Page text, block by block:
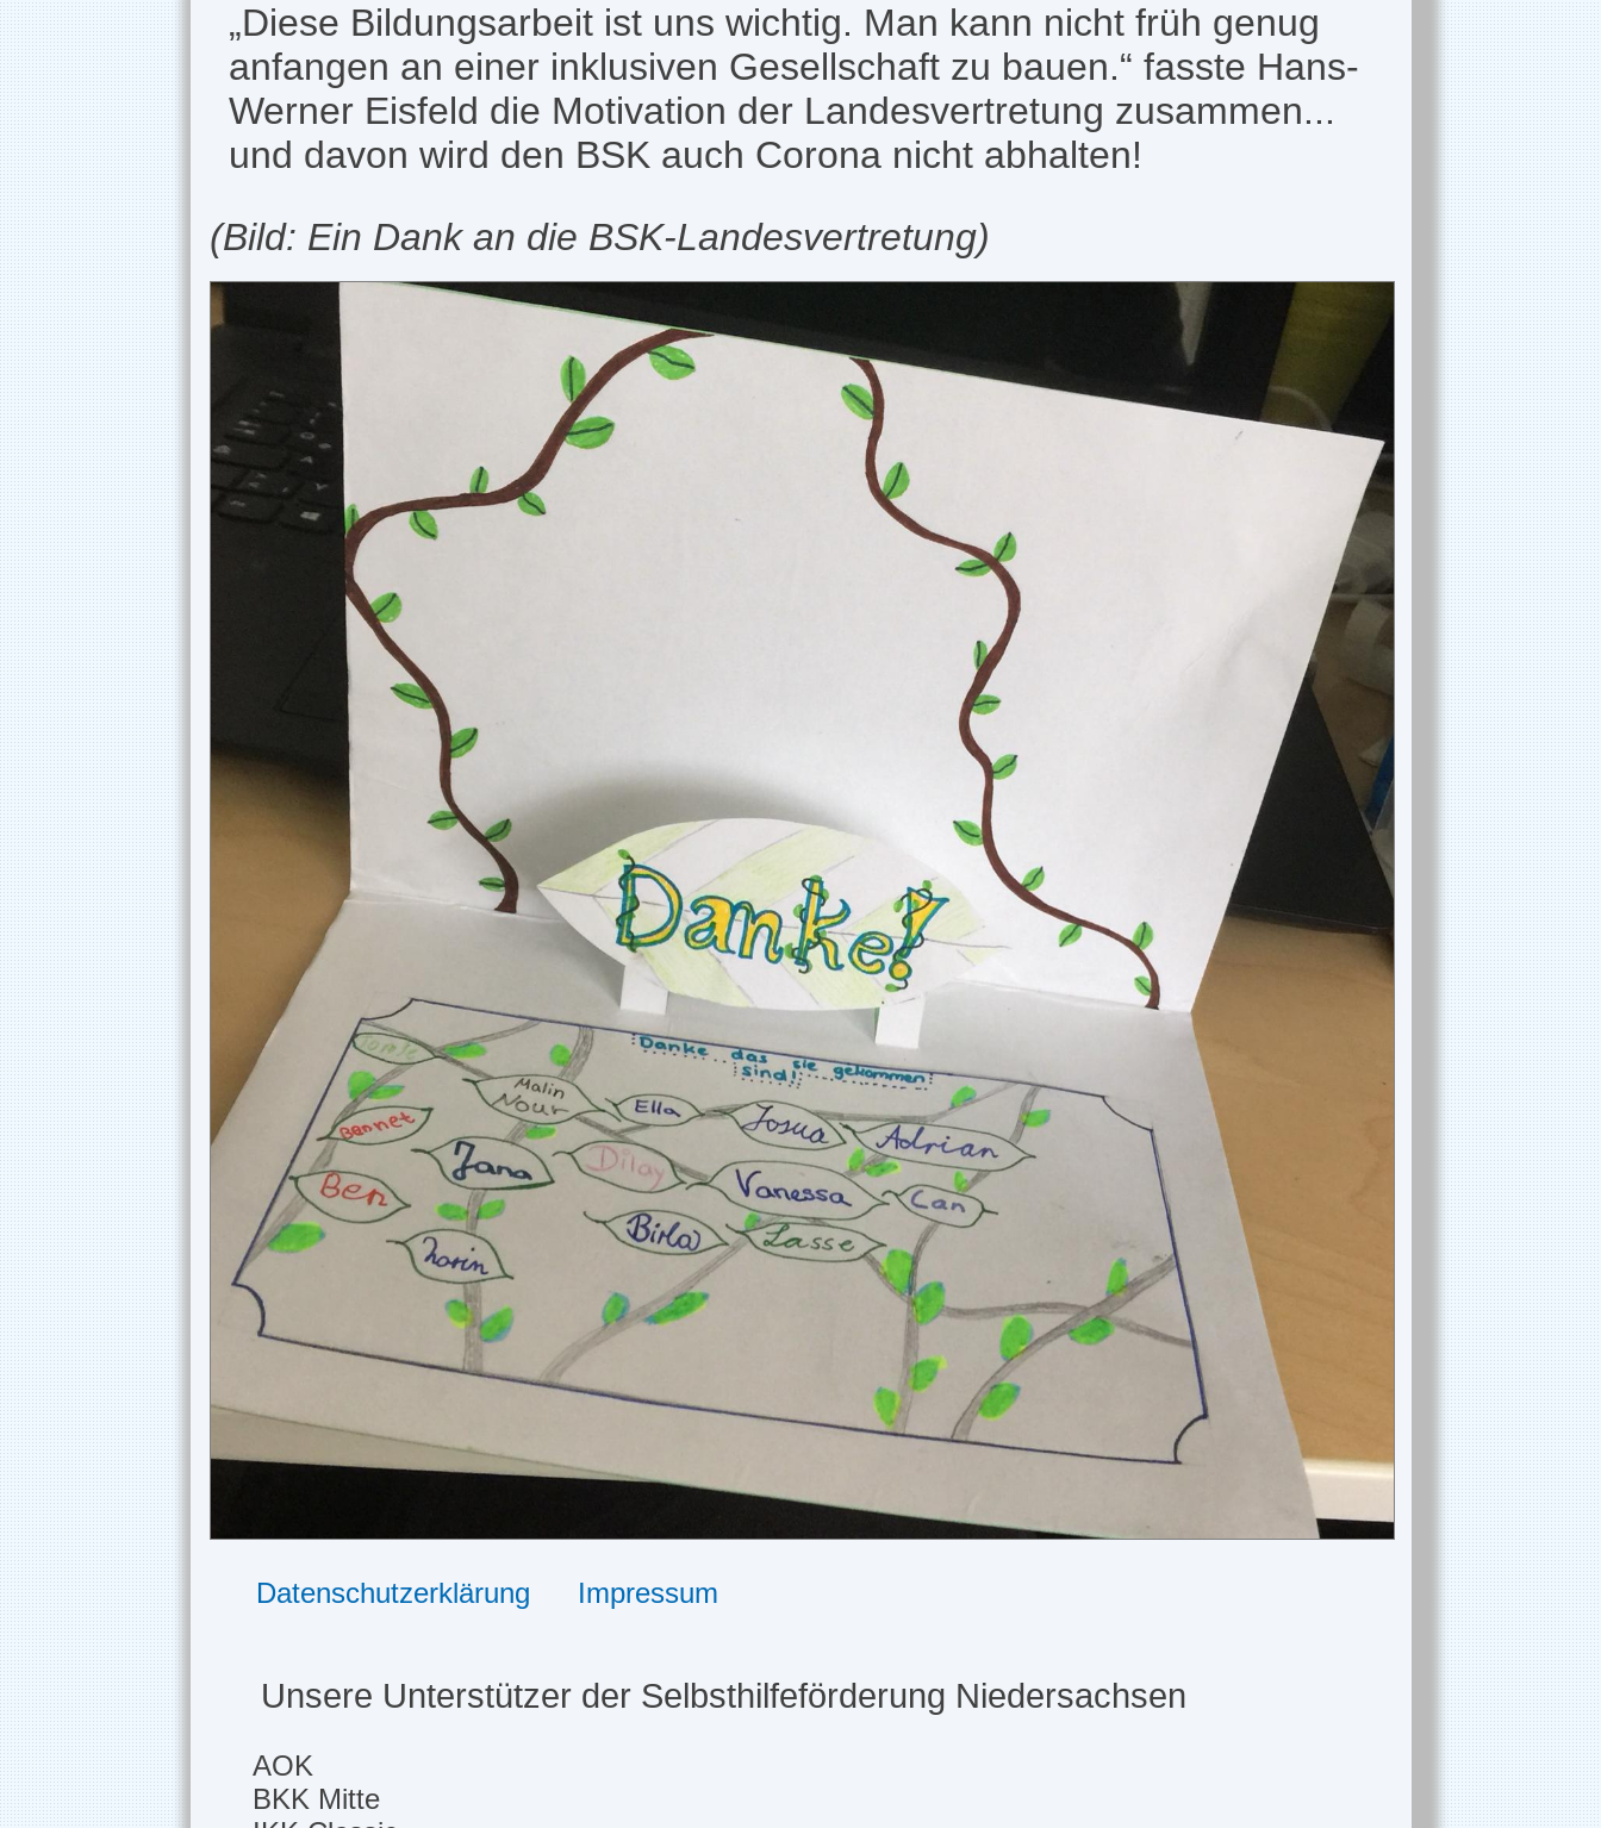
„Diese Bildungsarbeit ist uns wichtig. Man kann nicht früh genug
anfangen an einer inklusiven Gesellschaft zu bauen.“ fasste Hans-
Werner Eisfeld die Motivation der Landesvertretung zusammen...
und davon wird den BSK auch Corona nicht abhalten!
(Bild: Ein Dank an die BSK-Landesvertretung)
Datenschutzerklärung Impressum
Unsere Unterstützer der Selbsthilfeförderung Niedersachsen
AOK
BKK Mitte